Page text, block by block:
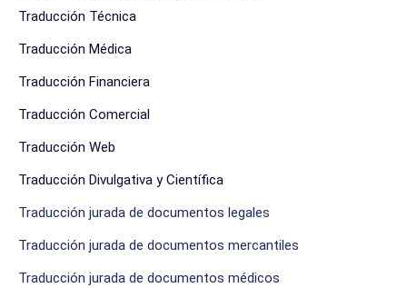
Traducción Técnica
Traducción Médica
Traducción Financiera
Traducción Comercial
Traducción Web
Traducción Divulgativa y Científica
Traducción jurada de documentos legales
Traducción jurada de documentos mercantiles
Traducción jurada de documentos médicos